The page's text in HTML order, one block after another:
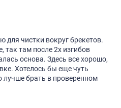
для чистки вокруг брекетов.
так там после 2х изгибов
основа. Здесь все хорошо,
Хотелось бы еще чуть
лучше брать в проверенном